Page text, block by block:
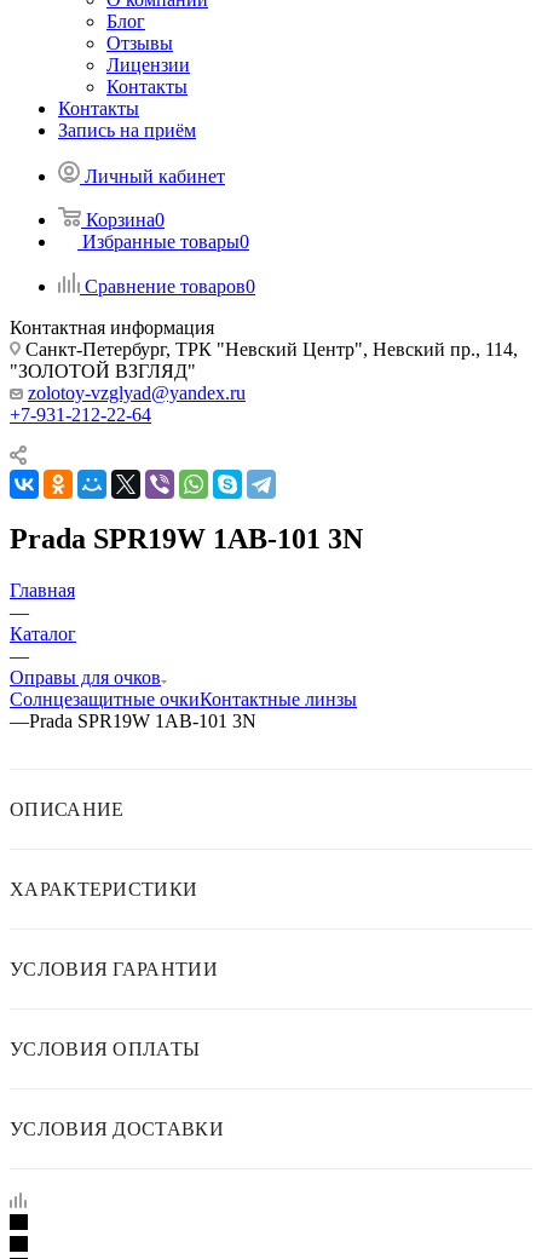
Блог
Отзывы
Лицензии
Контакты
Контакты
Запись на приём
Личный кабинет
Корзина0
Избранные товары0
Сравнение товаров0
Контактная информация
Санкт-Петербург, ТРК "Невский Центр", Невский пр., 114,
"ЗОЛОТОЙ ВЗГЛЯД"
zolotoy-vzglyad@yandex.ru
+7-931-212-22-64
Prada SPR19W 1AB-101 3N
Главная
—
Каталог
—
Оправы для очков
Солнцезащитные очкиКонтактные линзы
—Prada SPR19W 1AB-101 3N
ОПИСАНИЕ
ХАРАКТЕРИСТИКИ
УСЛОВИЯ ГАРАНТИИ
УСЛОВИЯ ОПЛАТЫ
УСЛОВИЯ ДОСТАВКИ